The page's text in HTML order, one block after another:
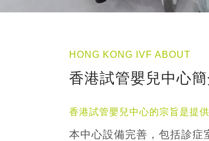
HONG KONG IVF ABOUT
香港試管嬰兒中心
香港試管嬰兒中心的宗旨是提
本中心設備完善，包括診症